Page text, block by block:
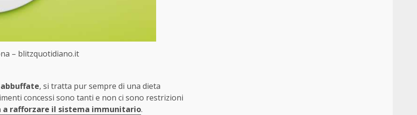
– blitzquotidiano.it
, si tratta pur sempre di una dieta
concessi sono tanti e non ci sono restrizioni
rafforzare il sistema immunitario.